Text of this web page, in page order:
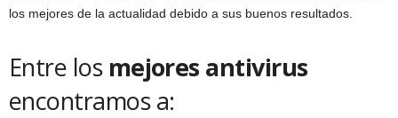
los mejores de la actualidad debido a sus buenos resultados.
Entre los mejores antivirus
encontramos a: